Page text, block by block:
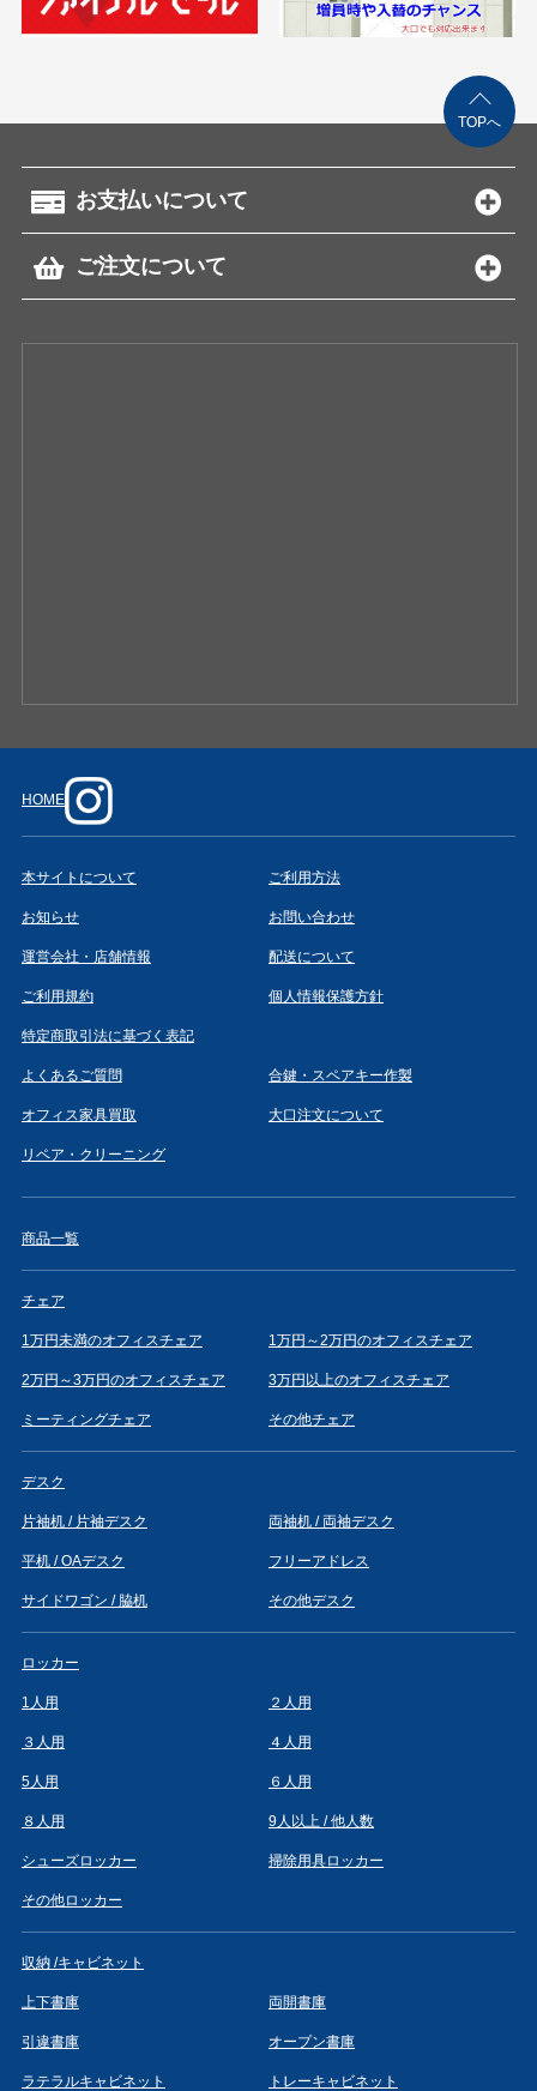
お支払いについて
ご注文について
HOME
本サイトについて ご利用方法
お知らせ お問い合わせ
運営会社・店舗情報 配送について
ご利用規約 個人情報保護方針
特定商取引法に基づく表記
よくあるご質問 合鍵・スペアキー作製
オフィス家具買取 大口注文について
リペア・クリーニング
商品一覧
チェア
1万円未満のオフィスチェア 1万円～2万円のオフィスチェア
2万円～3万円のオフィスチェア 3万円以上のオフィスチェア
ミーティングチェア その他チェア
デスク
片袖机 / 片袖デスク 両袖机 / 両袖デスク
平机 / OAデスク フリーアドレス
サイドワゴン / 脇机 その他デスク
ロッカー
1人用 ２人用
３人用 ４人用
5人用 ６人用
８人用 9人以上 / 他人数
シューズロッカー 掃除用具ロッカー
その他ロッカー
収納 /キャビネット
上下書庫 両開書庫
引違書庫 オープン書庫
ラテラルキャビネット トレーキャビネット
TOPへ